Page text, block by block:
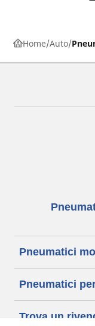
Home Auto
Pneumatici
Pneumatici
Trova un